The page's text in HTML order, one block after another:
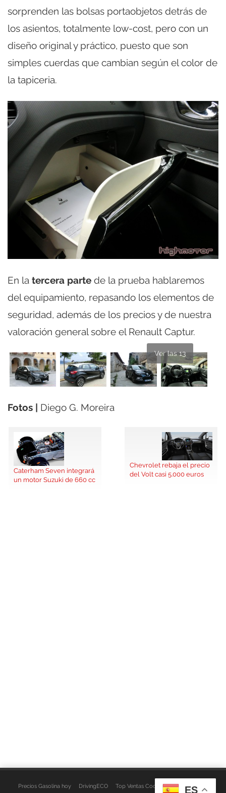
sorprenden las bolsas portaobjetos detrás de
los asientos, totalmente low-cost, pero con un
diseño original y práctico, puesto que son
simples cuerdas que cambian según el color de
la tapiceria.
En la tercera parte de la prueba hablaremos
del equipamiento, repasando los elementos de
seguridad, además de los precios y de nuestra
valoración general sobre el Renault Captur.
Ver las 13
Fotos | Diego G. Moreira
Caterham Seven integrará
un motor Suzuki de 660 cc
Chevrolet rebaja el precio
del Volt casi 5.000 euros
Precios Gasolina hoy DrivingECO Top Ventas Coches EspacioFurgo
ES